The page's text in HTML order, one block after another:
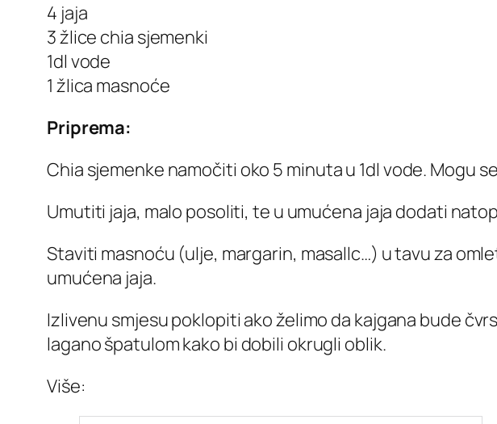
4 jaja
3 žlice chia sjemenki
1dl vode
1 žlica masnoće
Priprema:
Chia sjemenke namočiti oko 5 minuta u 1dl vode. Mogu
Umutiti jaja, malo posoliti, te u umućena jaja dodati
Staviti masnoću (ulje, margarin, masallc…) u tavu za
umućena jaja.
Izlivenu smjesu poklopiti ako želimo da kajgana bude
lagano špatulom kako bi dobili okrugli oblik.
Više: